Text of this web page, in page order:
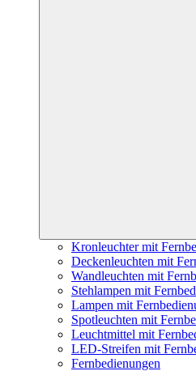
Kronleuchter mit
Deckenleuchten mit
Wandleuchten mit
Stehlampen mit
Lampen mit
Spotleuchten mit
Leuchtmittel mit
LED-Streifen mit
Fernbedienungen